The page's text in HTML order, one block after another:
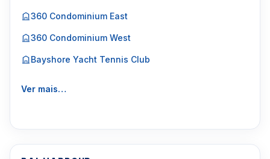
360 Condominium East
360 Condominium West
Bayshore Yacht Tennis Club
Ver mais…